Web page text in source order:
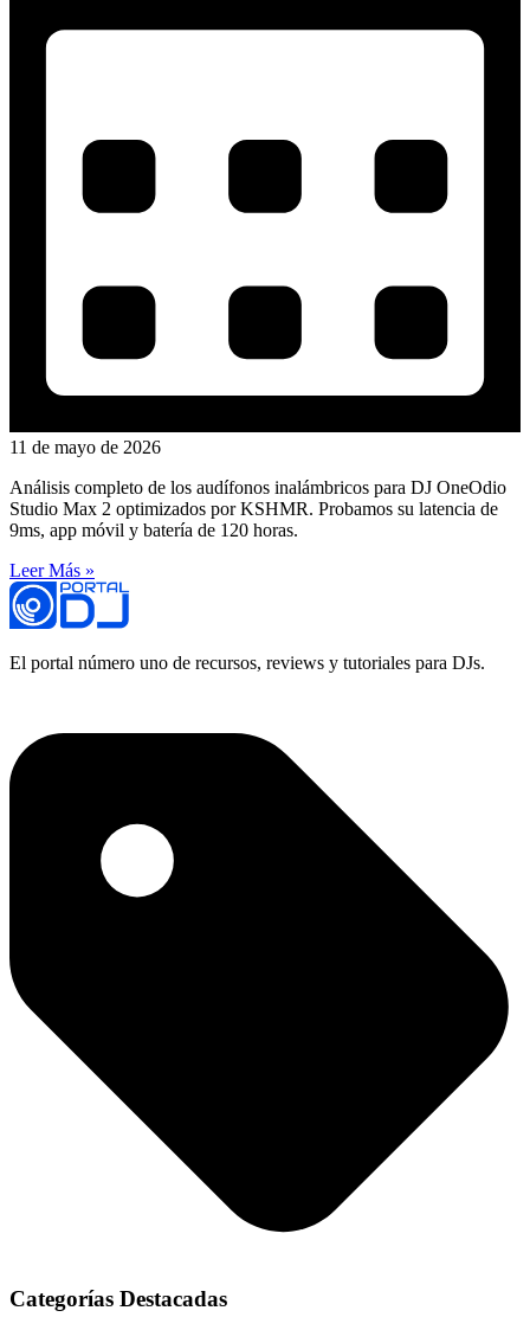
11 de mayo de 2026
Análisis completo de los audífonos inalámbricos para DJ OneOdio
Studio Max 2 optimizados por KSHMR. Probamos su latencia de
9ms, app móvil y batería de 120 horas.
Leer Más »
El portal número uno de recursos, reviews y tutoriales para DJs.
Categorías Destacadas